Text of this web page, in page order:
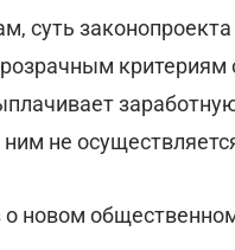
суть
критериям
ним не
о новом